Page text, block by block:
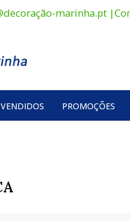
marinha.pt |
PROMOÇÕES